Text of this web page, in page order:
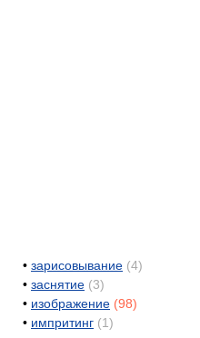
• зарисовывание (4)
• заснятие (3)
• изображение (98)
• импритинг (1)